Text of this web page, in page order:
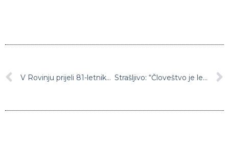
V Rovinju prijeli 81-letnika, ki je snemal gole otroke Strašljivo: “Človeštvo je le en nesporazum oddaljeno od jedrskega uničenja”